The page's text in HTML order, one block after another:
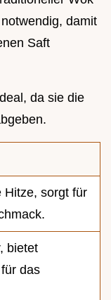
damit
Saft
da sie die
Hitze, sorgt für
bietet
das